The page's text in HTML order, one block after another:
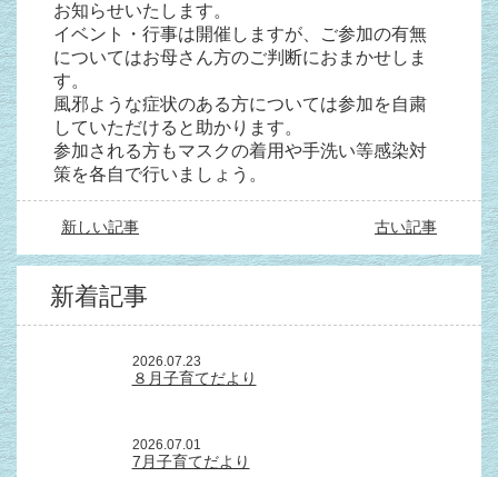
お知らせいたします。
イベント・行事は開催しますが、ご参加の有無
についてはお母さん方のご判断におまかせしま
す。
風邪ような症状のある方については参加を自粛
していただけると助かります。
参加される方もマスクの着用や手洗い等感染対
策を各自で行いましょう。
新しい記事 古い記事
新着記事
2026.07.23
８月子育てだより
2026.07.01
7月子育てだより